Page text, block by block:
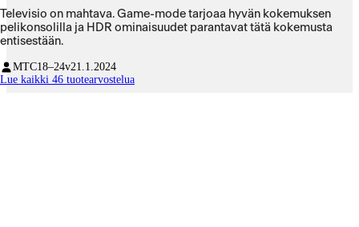
Televisio on mahtava. Game-mode tarjoaa hyvän kokemuksen
pelikonsolilla ja HDR ominaisuudet parantavat tätä kokemusta
entisestään.
MTC18–24v21.1.2024
Lue kaikki 46 tuotearvostelua